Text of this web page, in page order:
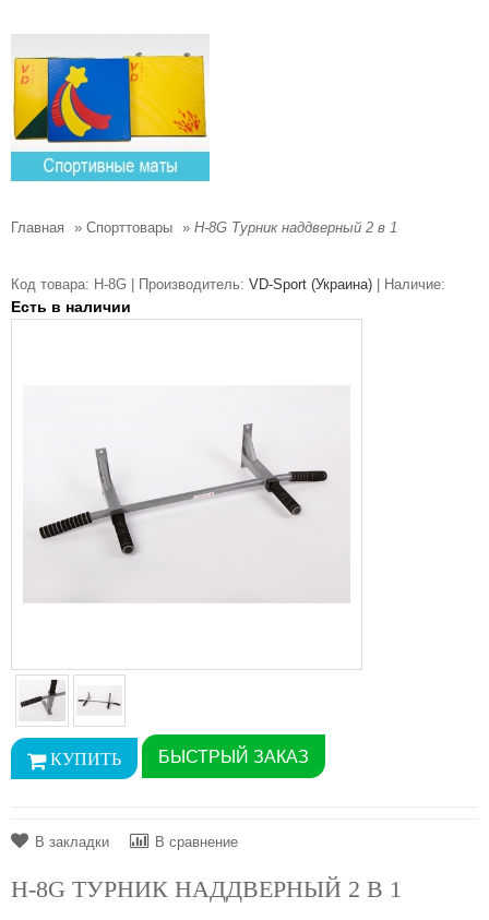
Главная » Спорттовары » Н-8G Турник наддверный 2 в 1
Код товара: H-8G | Производитель: VD-Sport (Украина) Наличие:
Есть в наличии
БЫСТРЫЙ ЗАКАЗ
В закладки В сравнение
Н-8G ТУРНИК НАДДВЕРНЫЙ 2 В 1